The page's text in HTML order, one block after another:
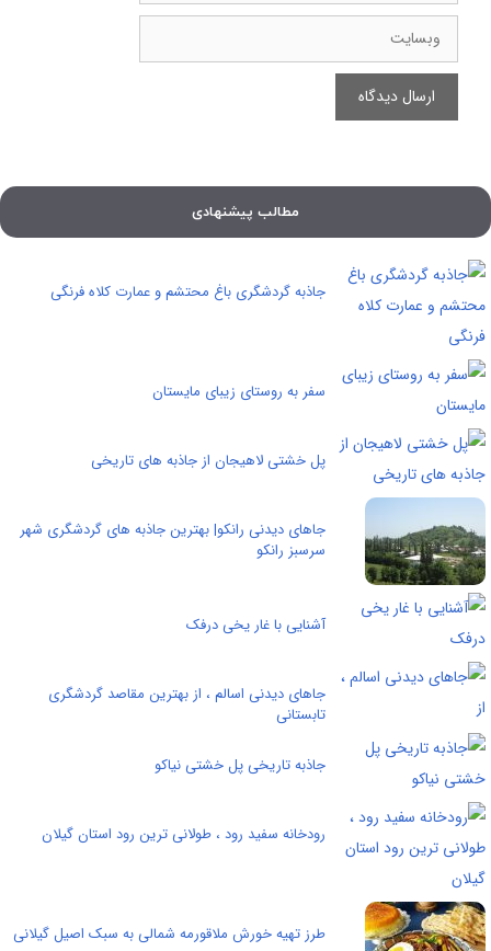
وبسایت
مطالب پیشنهادی
جاذبه گردشگری باغ محتشم و عمارت کلاه فرنگی
سفر به روستای زیبای مایستان
پل خشتی لاهیجان از جاذبه های تاریخی
جاهای دیدنی رانکو| بهترین جاذبه های گردشگری شهر
سرسبز رانکو
آشنایی با غار یخی درفک
جاهای دیدنی اسالم ، از بهترین مقاصد گردشگری
تابستانی
جاذبه تاریخی پل خشتی نیاکو
رودخانه سفید رود ، طولانی ترين رود استان گيلان
طرز تهیه خورش ملاقورمه شمالی به سبک اصیل گیلانی